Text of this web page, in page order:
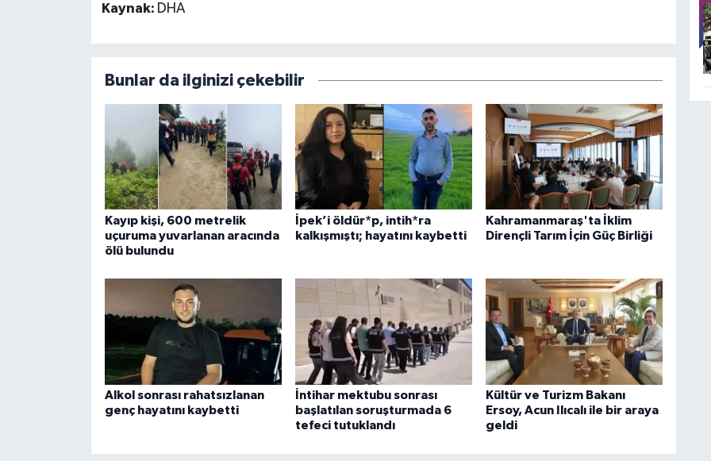
Kaynak: DHA
Bunlar da ilginizi çekebilir
Kayıp kişi, 600 metrelik
uçuruma yuvarlanan aracında
ölü bulundu
İpek’i öldür*p, intih*ra
kalkışmıştı; hayatını kaybetti
Kahramanmaraş'ta İklim
Dirençli Tarım İçin Güç Birliği
Alkol sonrası rahatsızlanan
genç hayatını kaybetti
İntihar mektubu sonrası
başlatılan soruşturmada 6
tefeci tutuklandı
Kültür ve Turizm Bakanı
Ersoy, Acun Ilıcalı ile bir araya
geldi